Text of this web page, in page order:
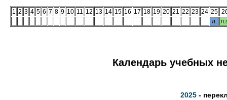
1 2 3 4 5 6 7 8 9 10 11 12 13 14 15 16 17 18 19 20 21 22 23 24 25
л.
Календарь учебных
2025 -